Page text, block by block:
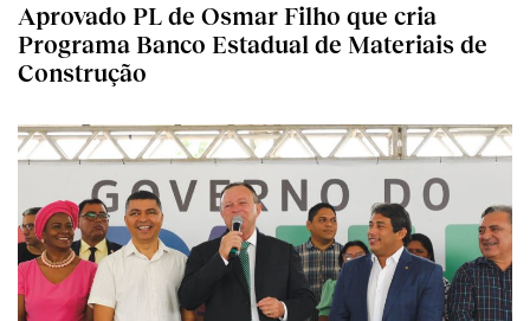
Aprovado PL de Osmar Filho que cria
Programa Banco Estadual de Materiais de
Construção